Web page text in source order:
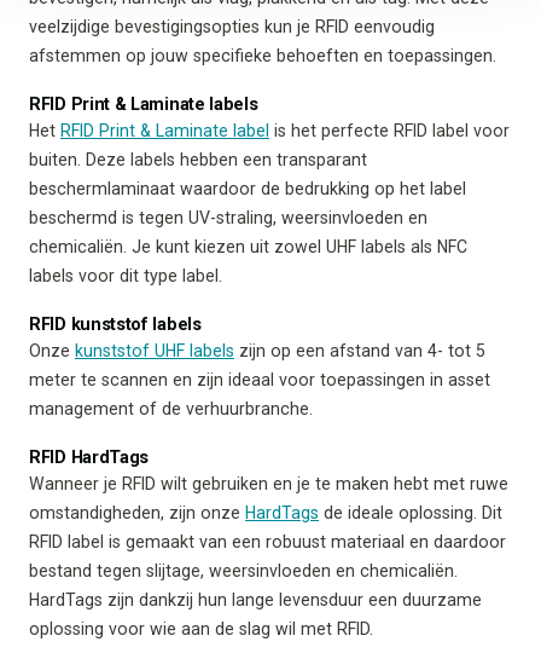
veelzijdige bevestigingsopties kun je RFID eenvoudig
afstemmen op jouw specifieke behoeften en toepassingen.
RFID Print & Laminate labels
Het RFID Print & Laminate label is het perfecte RFID label voor
buiten. Deze labels hebben een transparant
beschermlaminaat waardoor de bedrukking op het label
beschermd is tegen UV-straling, weersinvloeden en
chemicaliën. Je kunt kiezen uit zowel UHF labels als NFC
labels voor dit type label.
RFID kunststof labels
Onze kunststof UHF labels zijn op een afstand van 4- tot 5
meter te scannen en zijn ideaal voor toepassingen in asset
management of de verhuurbranche.
RFID HardTags
Wanneer je RFID wilt gebruiken en je te maken hebt met ruwe
omstandigheden, zijn onze HardTags de ideale oplossing. Dit
RFID label is gemaakt van een robuust materiaal en daardoor
bestand tegen slijtage, weersinvloeden en chemicaliën.
HardTags zijn dankzij hun lange levensduur een duurzame
oplossing voor wie aan de slag wil met RFID.